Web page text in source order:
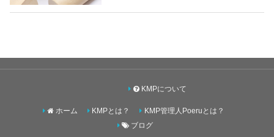
ホーム
KMPについて
KMPとは？
KMP管理人Poeruとは？
ブログ